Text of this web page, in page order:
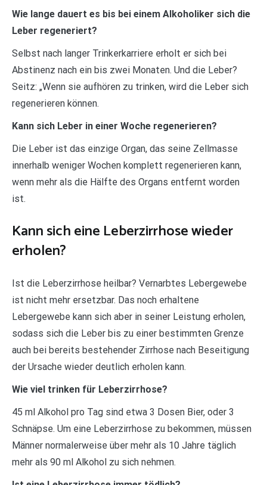
Wie lange dauert es bis bei einem Alkoholiker sich die
Leber regeneriert?
Selbst nach langer Trinkerkarriere erholt er sich bei
Abstinenz nach ein bis zwei Monaten. Und die Leber?
Seitz: „Wenn sie aufhören zu trinken, wird die Leber sich
regenerieren können.
Kann sich Leber in einer Woche regenerieren?
Die Leber ist das einzige Organ, das seine Zellmasse
innerhalb weniger Wochen komplett regenerieren kann,
wenn mehr als die Hälfte des Organs entfernt worden
ist.
Kann sich eine Leberzirrhose wieder
erholen?
Ist die Leberzirrhose heilbar? Vernarbtes Lebergewebe
ist nicht mehr ersetzbar. Das noch erhaltene
Lebergewebe kann sich aber in seiner Leistung erholen,
sodass sich die Leber bis zu einer bestimmten Grenze
auch bei bereits bestehender Zirrhose nach Beseitigung
der Ursache wieder deutlich erholen kann.
Wie viel trinken für Leberzirrhose?
45 ml Alkohol pro Tag sind etwa 3 Dosen Bier, oder 3
Schnäpse. Um eine Leberzirrhose zu bekommen, müssen
Männer normalerweise über mehr als 10 Jahre täglich
mehr als 90 ml Alkohol zu sich nehmen.